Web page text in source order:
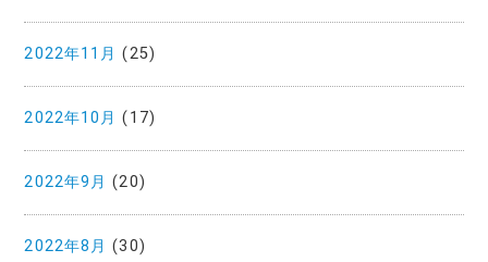
2022年11月 (25)
2022年10月 (17)
2022年9月 (20)
2022年8月 (30)